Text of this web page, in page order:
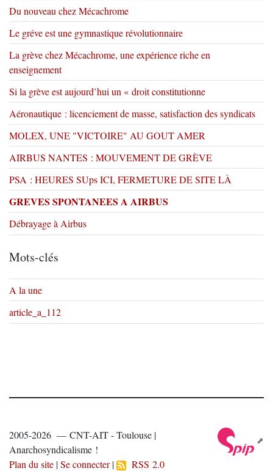
Du nouveau chez Mécachrome
Le gréve est une gymnastique révolutionnaire
La grève chez Mécachrome, une expérience riche en
enseignement
Si la grève est aujourd’hui un « droit constitutionne
Aéronautique : licenciement de masse, satisfaction des syndicats
MOLEX, UNE "VICTOIRE" AU GOUT AMER
AIRBUS NANTES : MOUVEMENT DE GRÈVE
PSA : HEURES SUps ICI, FERMETURE DE SITE LÀ
GREVES SPONTANEES A AIRBUS
Débrayage à Airbus
Mots-clés
A la une
article_a_112
2005-2026 — CNT-AIT - Toulouse |
Anarchosyndicalisme !
Plan du site |Se connecter| RSS 2.0